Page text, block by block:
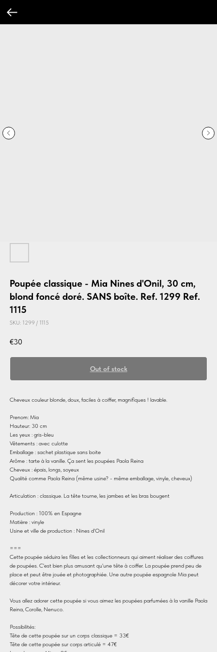
Poupée classique - Mia Nines d'Onil, 30 cm,
blond foncé doré. SANS boîte. Ref. 1299 Ref.
1115
SKU: 1299 / 1115
€30
Out of stock
Cheveux couleur blonde, doux, faciles à coiffer, magnifiques ! lavable.
Prenom: Mia
Hauteur: 30 cm
Les yeux : gris-bleu
Vêtements : avec culotte
Emballage : sachet plastique sans boite
Arôme : tarte à la vanille. Ça sent les poupées Paola Reina
Cheveux : épais, longs, soyeux
Qualité comme Paola Reina (même usine? - même emballage, vinyle, cheveux)
Articulation : classique. La tête tourne, les jambes et les bras bougent
Production : 100% en Espagne
Matière : vinyle
Usine et ville de production : Nines d'Onil
===
Cette poupée séduira les filles et les collectionneurs qui aiment réaliser des coiffures
de poupées. C'est bien plus amusant qu'une tête à coiffer. La poupée prend peu de
place et peut être jouée et photographiée. Une autre poupée espagnole Mia peut
décorer votre intérieur.
Vous allez adorer cette poupée si vous aimez les poupées parfumées à la vanille Paola
Reina, Corolle, Nenuco.
Possibilités:
Tête de cette poupée sur un corps classique = 33€
Tête de cette poupée sur corps articulé = 47€